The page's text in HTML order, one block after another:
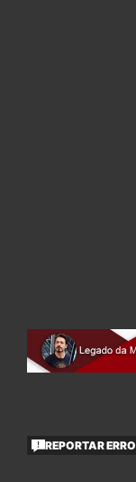
REPORTAR ERRO